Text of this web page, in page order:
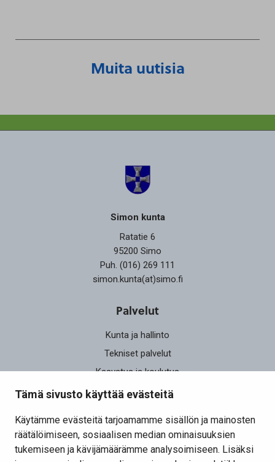
Tämä sivusto käyttää evästeitä
Käytämme evästeitä tarjoamamme sisällön ja mainosten
räätälöimiseen, sosiaalisen median ominaisuuksien
tukemiseen ja kävijämäärämme analysoimiseen. Lisäksi
Muita uutisia
Simon kunta
Ratatie 6
95200 Simo
Puh. (016) 269 111
simon.kunta(at)simo.fi
Palvelut
Kunta ja hallinto
Tekniset palvelut
Kasvatus ja koulutus
Elinvoima
Osallistu ja vaikuta